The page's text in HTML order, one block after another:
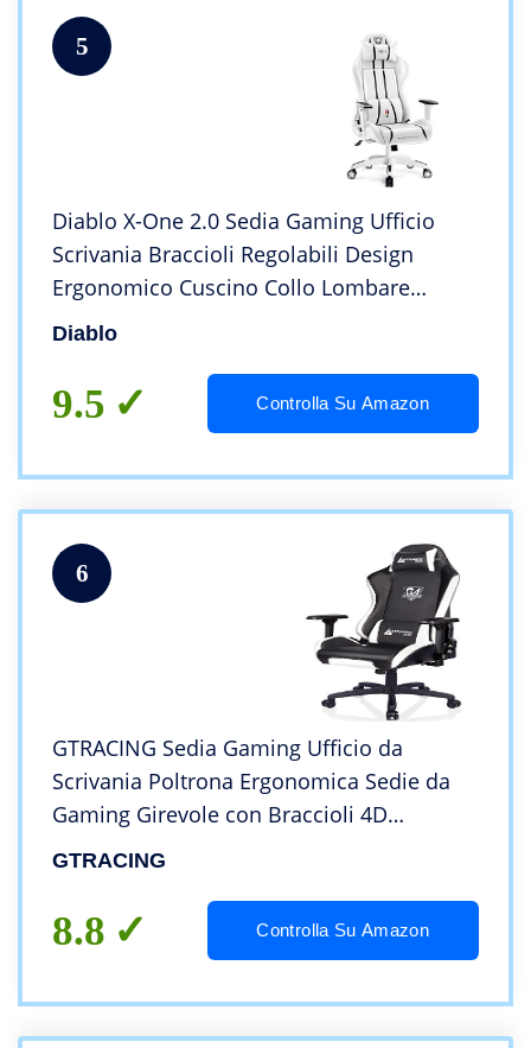
5
Diablo X-One 2.0 Sedia Gaming Ufficio
Scrivania Braccioli Regolabili Design
Ergonomico Cuscino Collo Lombare
(Bianco, L)
Diablo
9.5 Controlla Su Amazon
6
GTRACING Sedia Gaming Ufficio da
Scrivania Poltrona Ergonomica Sedie da
Gaming Girevole con Braccioli 4D
GTPLAYER Serie Bianco
GTRACING
8.8 Controlla Su Amazon